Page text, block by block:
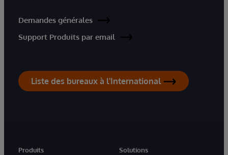
Demandes générales
Support Produits par email
Liste des bureaux à l'International
Produits
Solutions